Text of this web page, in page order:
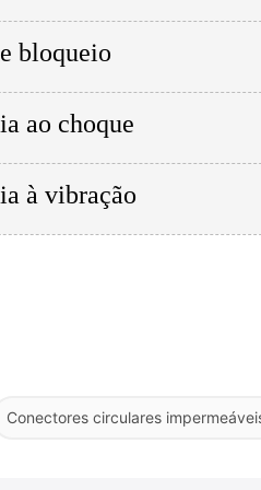
bloqueio
ao choque
à vibração
Conectores circulares